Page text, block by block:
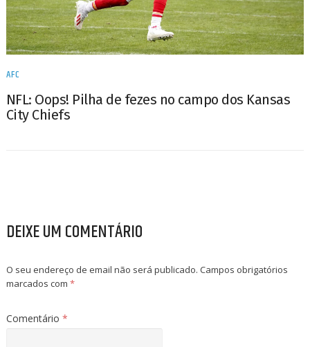
AFC
NFL: Oops! Pilha de fezes no campo dos Kansas
City Chiefs
DEIXE UM COMENTÁRIO
O seu endereço de email não será publicado. Campos obrigatórios
marcados com *
Comentário *